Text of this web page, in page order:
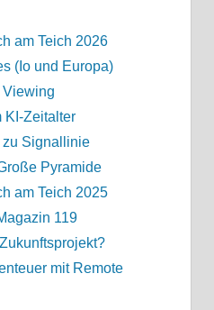
am Teich 2026
(Io und Europa)
Viewing
KI-Zeitalter
zu Signallinie
Pyramide
am Teich 2025
119
mit Remote